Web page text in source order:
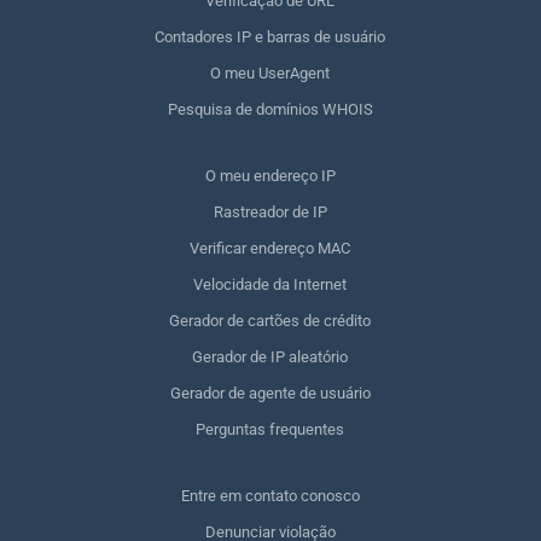
Contadores IP e barras de usuário
O meu UserAgent
Pesquisa de domínios WHOIS
O meu endereço IP
Rastreador de IP
Verificar endereço MAC
Velocidade da Internet
Gerador de cartões de crédito
Gerador de IP aleatório
Gerador de agente de usuário
Perguntas frequentes
Entre em contato conosco
Denunciar violação